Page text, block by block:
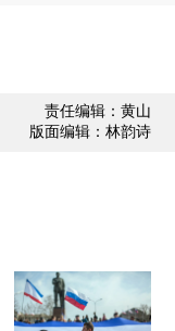
责任编辑：黄山
版面编辑：林韵诗